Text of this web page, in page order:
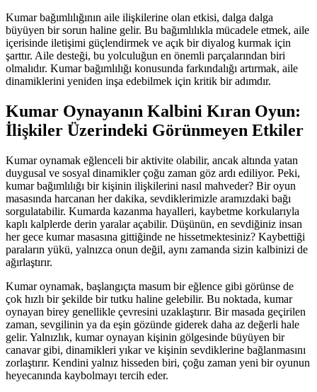
Kumar bağımlılığının aile ilişkilerine olan etkisi, dalga dalga
büyüyen bir sorun haline gelir. Bu bağımlılıkla mücadele etmek, aile
içerisinde iletişimi güçlendirmek ve açık bir diyalog kurmak için
şarttır. Aile desteği, bu yolculuğun en önemli parçalarından biri
olmalıdır. Kumar bağımlılığı konusunda farkındalığı artırmak, aile
dinamiklerini yeniden inşa edebilmek için kritik bir adımdır.
Kumar Oynayanın Kalbini Kıran Oyun:
İlişkiler Üzerindeki Görünmeyen Etkiler
Kumar oynamak eğlenceli bir aktivite olabilir, ancak altında yatan
duygusal ve sosyal dinamikler çoğu zaman göz ardı ediliyor. Peki,
kumar bağımlılığı bir kişinin ilişkilerini nasıl mahveder? Bir oyun
masasında harcanan her dakika, sevdiklerimizle aramızdaki bağı
sorgulatabilir. Kumarda kazanma hayalleri, kaybetme korkularıyla
kaplı kalplerde derin yaralar açabilir. Düşünün, en sevdiğiniz insan
her gece kumar masasına gittiğinde ne hissetmektesiniz? Kaybettiği
paraların yükü, yalnızca onun değil, aynı zamanda sizin kalbinizi de
ağırlaştırır.
Kumar oynamak, başlangıçta masum bir eğlence gibi görünse de
çok hızlı bir şekilde bir tutku haline gelebilir. Bu noktada, kumar
oynayan birey genellikle çevresini uzaklaştırır. Bir masada geçirilen
zaman, sevgilinin ya da eşin gözünde giderek daha az değerli hale
gelir. Yalnızlık, kumar oynayan kişinin gölgesinde büyüyen bir
canavar gibi, dinamikleri yıkar ve kişinin sevdiklerine bağlanmasını
zorlaştırır. Kendini yalnız hisseden biri, çoğu zaman yeni bir oyunun
heyecanında kaybolmayı tercih eder.